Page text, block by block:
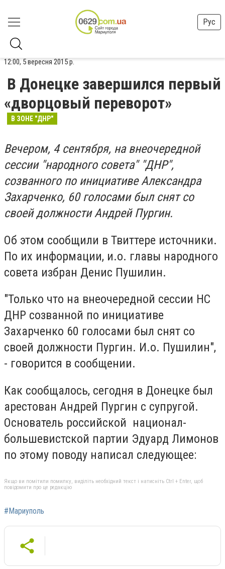
Рус
12:00, 5 вересня 2015 р.
В Донецке завершился первый
«дворцовый переворот»
В ЗОНЕ "ДНР"
Вечером, 4 сентября, на внеочередной
сессии "народного совета" "ДНР",
созванного по инициативе Александра
Захарченко, 60 голосами был снят со
своей должности Андрей Пургин.
Об этом сообщили в Твиттере источники.
По их информации, и.о. главы народного
совета избран Денис Пушилин.
"Только что на внеочередной сессии НС
ДНР созванной по инициативе
Захарченко 60 голосами был снят со
своей должности Пургин. И.о. Пушилин",
- говорится в сообщении.
Как сообщалось, сегодня в Донецке был
арестован Андрей Пургин с супругой.
Основатель российской национал-
большевистской партии Эдуард Лимонов
по этому поводу написал следующее:
Якщо ви помітили помилку, виділіть необхідний текст і натисніть Ctrl + Enter, щоб
повідомити про це редакцію
#Мариуполь